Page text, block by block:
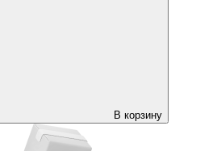
В корзину